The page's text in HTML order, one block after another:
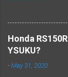
Honda
YSUKU?
-May 31, 2020